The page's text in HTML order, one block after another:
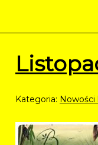
Kategoria: Nowości